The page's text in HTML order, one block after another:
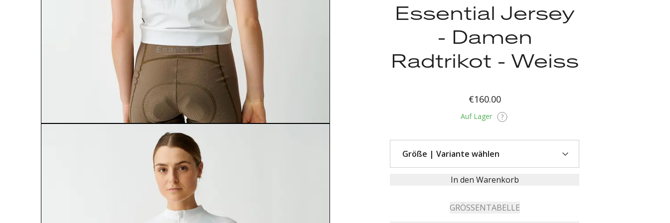
Essential Jersey
- Damen
Radtrikot - Weiss
€160.00
Auf Lager
In den Warenkorb
GRÖSSENTABELLE